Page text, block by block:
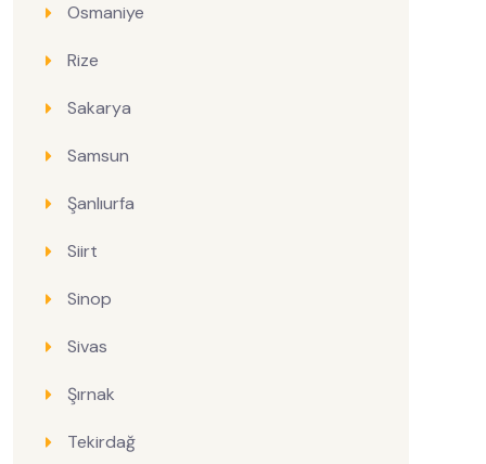
Osmaniye
Rize
Sakarya
Samsun
Şanlıurfa
Siirt
Sinop
Sivas
Şırnak
Tekirdağ